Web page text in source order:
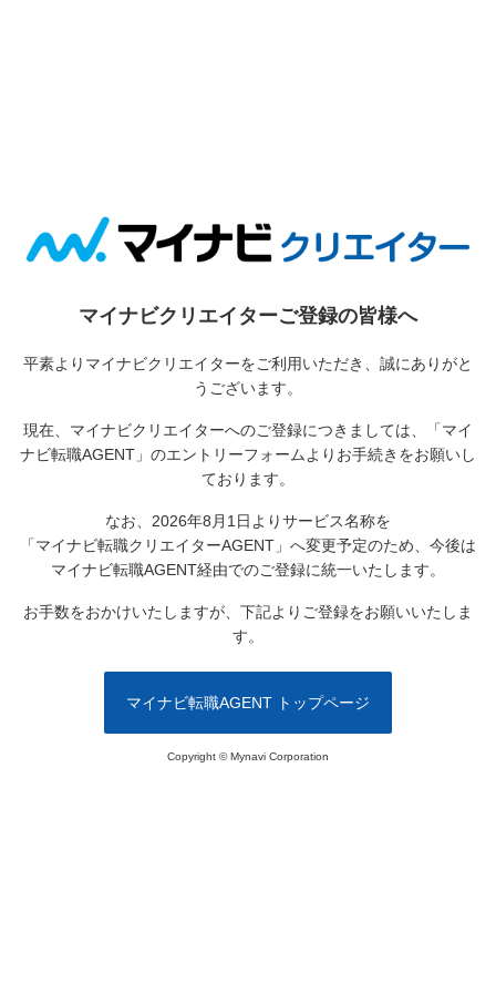
マイナビクリエイターご登録の皆様へ
平素よりマイナビクリエイターをご利用いただき、誠にありがと
うございます。
現在、マイナビクリエイターへのご登録につきましては、
「マイ
ナビ転職AGENT」のエントリーフォームよりお手続きをお願いし
ております。
なお、2026年8月1日よりサービス名称を
「マイナビ転職クリエイターAGENT」へ変更予定のため、 今後は
マイナビ転職AGENT経由でのご登録に統一いたします。
お手数をおかけいたしますが、下記よりご登録をお願いいたしま
す。
マイナビ転職AGENT トップページ
Copyright © Mynavi Corporation